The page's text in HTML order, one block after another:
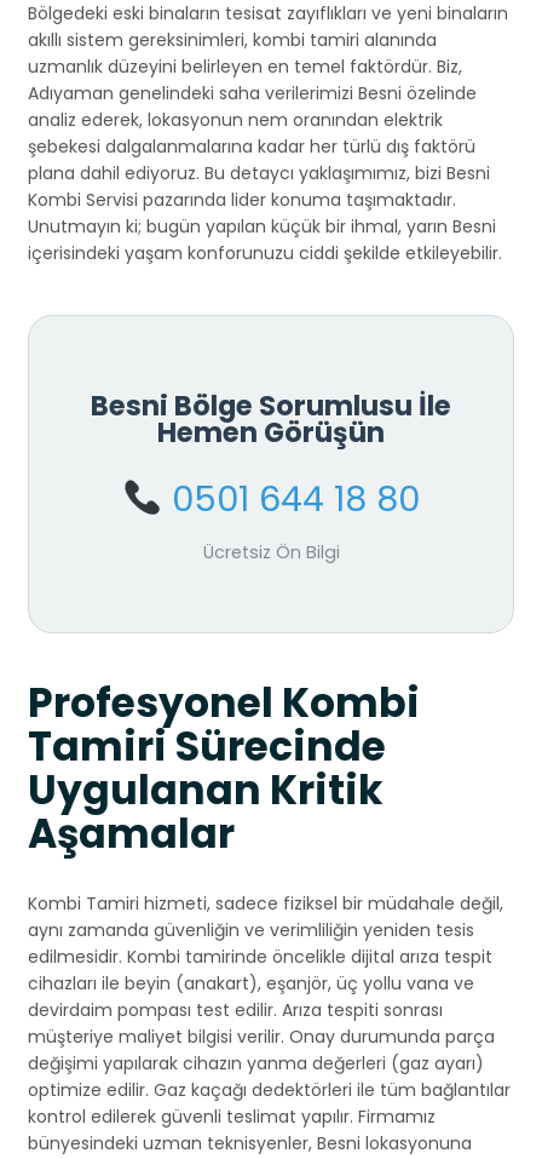
Bölgedeki eski binaların tesisat zayıflıkları ve yeni binaların
akıllı sistem gereksinimleri, kombi tamiri alanında
uzmanlık düzeyini belirleyen en temel faktördür. Biz,
Adıyaman genelindeki saha verilerimizi Besni özelinde
analiz ederek, lokasyonun nem oranından elektrik
şebekesi dalgalanmalarına kadar her türlü dış faktörü
plana dahil ediyoruz. Bu detaycı yaklaşımımız, bizi Besni
Kombi Servisi pazarında lider konuma taşımaktadır.
Unutmayın ki; bugün yapılan küçük bir ihmal, yarın Besni
içerisindeki yaşam konforunuzu ciddi şekilde etkileyebilir.
Besni Bölge Sorumlusu İle
Hemen Görüşün
0501 644 18 80
Ücretsiz Ön Bilgi
Profesyonel Kombi
Tamiri Sürecinde
Uygulanan Kritik
Aşamalar
Kombi Tamiri hizmeti, sadece fiziksel bir müdahale değil,
aynı zamanda güvenliğin ve verimliliğin yeniden tesis
edilmesidir. Kombi tamirinde öncelikle dijital arıza tespit
cihazları ile beyin (anakart), eşanjör, üç yollu vana ve
devirdaim pompası test edilir. Arıza tespiti sonrası
müşteriye maliyet bilgisi verilir. Onay durumunda parça
değişimi yapılarak cihazın yanma değerleri (gaz ayarı)
optimize edilir. Gaz kaçağı dedektörleri ile tüm bağlantılar
kontrol edilerek güvenli teslimat yapılır. Firmamız
bünyesindeki uzman teknisyenler, Besni lokasyonuna